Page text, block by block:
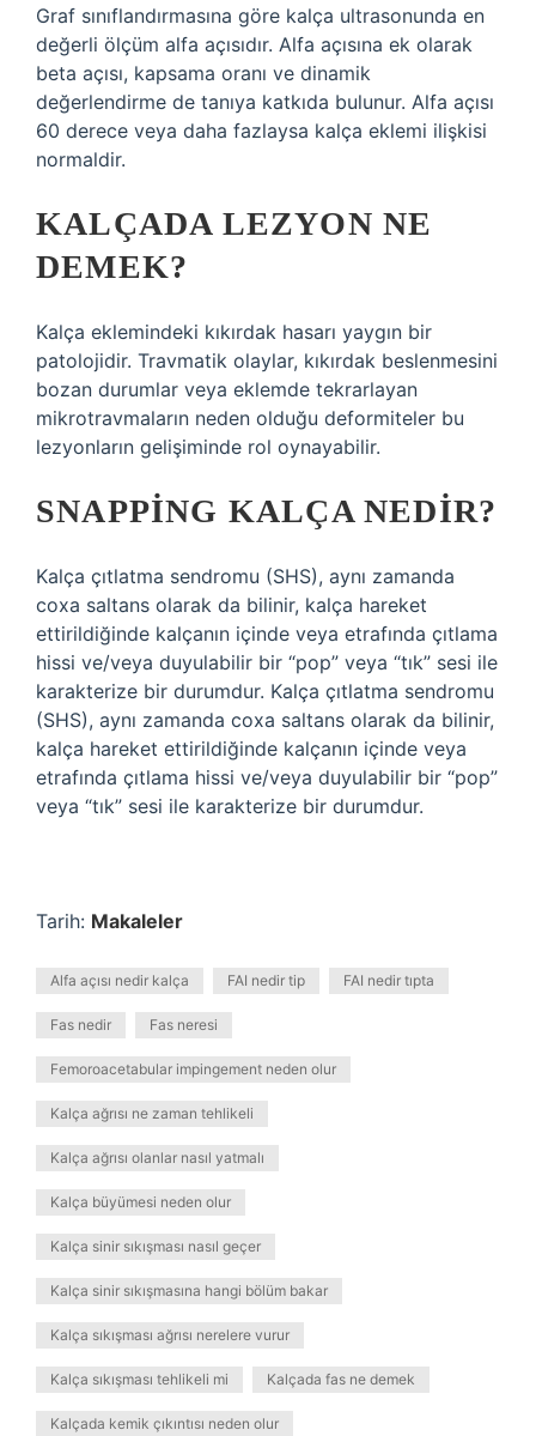
Graf sınıflandırmasına göre kalça ultrasonunda en
değerli ölçüm alfa açısıdır. Alfa açısına ek olarak
beta açısı, kapsama oranı ve dinamik
değerlendirme de tanıya katkıda bulunur. Alfa açısı
60 derece veya daha fazlaysa kalça eklemi ilişkisi
normaldir.
KALÇADA LEZYON NE
DEMEK?
Kalça eklemindeki kıkırdak hasarı yaygın bir
patolojidir. Travmatik olaylar, kıkırdak beslenmesini
bozan durumlar veya eklemde tekrarlayan
mikrotravmaların neden olduğu deformiteler bu
lezyonların gelişiminde rol oynayabilir.
SNAPPING KALÇA NEDIR?
Kalça çıtlatma sendromu (SHS), aynı zamanda
coxa saltans olarak da bilinir, kalça hareket
ettirildiğinde kalçanın içinde veya etrafında çıtlama
hissi ve/veya duyulabilir bir “pop” veya “tık” sesi ile
karakterize bir durumdur. Kalça çıtlatma sendromu
(SHS), aynı zamanda coxa saltans olarak da bilinir,
kalça hareket ettirildiğinde kalçanın içinde veya
etrafında çıtlama hissi ve/veya duyulabilir bir “pop”
veya “tık” sesi ile karakterize bir durumdur.
Tarih: Makaleler
Alfa açısı nedir kalça FAI nedir tip FAI nedir tıpta
Fas nedir Fas neresi
Femoroacetabular impingement neden olur
Kalça ağrısı ne zaman tehlikeli
Kalça ağrısı olanlar nasıl yatmalı
Kalça büyümesi neden olur
Kalça sinir sıkışması nasıl geçer
Kalça sinir sıkışmasına hangi bölüm bakar
Kalça sıkışması ağrısı nerelere vurur
Kalça sıkışması tehlikeli mi Kalçada fas ne demek
Kalçada kemik çıkıntısı neden olur